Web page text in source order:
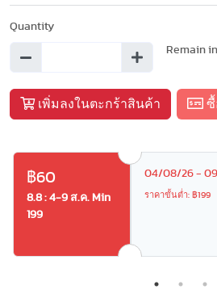
Quantity
Remain
เพิ่มลงในตะกร้าสินค้า ซื้
฿60
8.8 : 4-9 ส.ค. Min
199
04/08/26 -
ราคาขั้นต่ำ: ฿199